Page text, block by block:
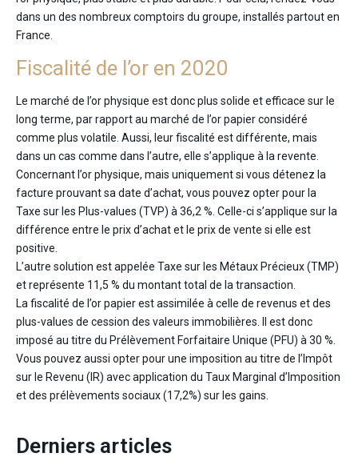
dans un des nombreux comptoirs du groupe, installés partout en
France.
Fiscalité de l’or en 2020
Le marché de l’or physique est donc plus solide et efficace sur le
long terme, par rapport au marché de l’or papier considéré
comme plus volatile. Aussi, leur fiscalité est différente, mais
dans un cas comme dans l’autre, elle s’applique à la revente.
Concernant l’or physique, mais uniquement si vous détenez la
facture prouvant sa date d’achat, vous pouvez opter pour la
Taxe sur les Plus-values (TVP) à 36,2 %. Celle-ci s’applique sur la
différence entre le prix d’achat et le prix de vente si elle est
positive.
L’autre solution est appelée Taxe sur les Métaux Précieux (TMP)
et représente 11,5 % du montant total de la transaction.
La fiscalité de l’or papier est assimilée à celle de revenus et des
plus-values de cession des valeurs immobilières. Il est donc
imposé au titre du Prélèvement Forfaitaire Unique (PFU) à 30 %.
Vous pouvez aussi opter pour une imposition au titre de l’Impôt
sur le Revenu (IR) avec application du Taux Marginal d’Imposition
et des prélèvements sociaux (17,2%) sur les gains.
Derniers articles